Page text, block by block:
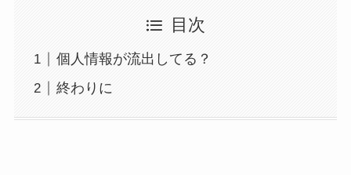
目次
個人情報が流出してる？
終わりに